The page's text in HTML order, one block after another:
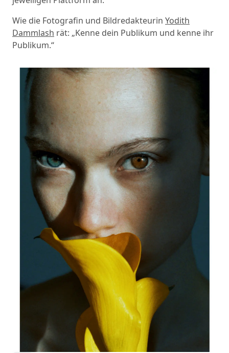
Wie die Fotografin und Bildredakteurin Yodith
Dammlash rät: „Kenne dein Publikum und kenne ihr
Publikum.“